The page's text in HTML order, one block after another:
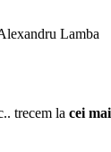
Lamba
trecem la cei